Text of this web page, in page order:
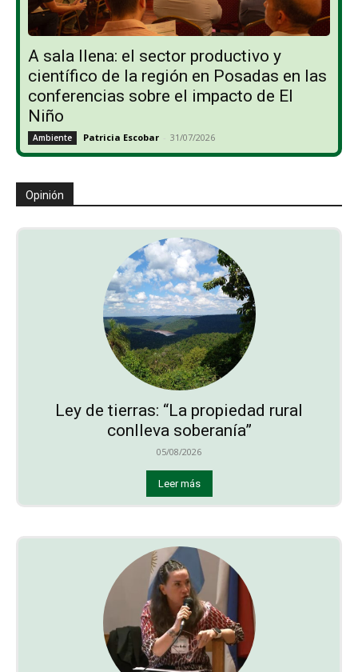
A sala llena: el sector productivo y
científico de la región en Posadas en las
conferencias sobre el impacto de El
Niño
Ambiente Patricia Escobar - 31/07/2026
Opinión
Ley de tierras: “La propiedad rural
conlleva soberanía”
05/08/2026
Leer más